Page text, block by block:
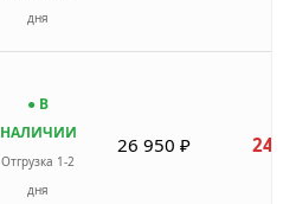
дня
● В
НАЛИЧИИ
Отгрузка 1-2
дня
26 950 ₽ 24